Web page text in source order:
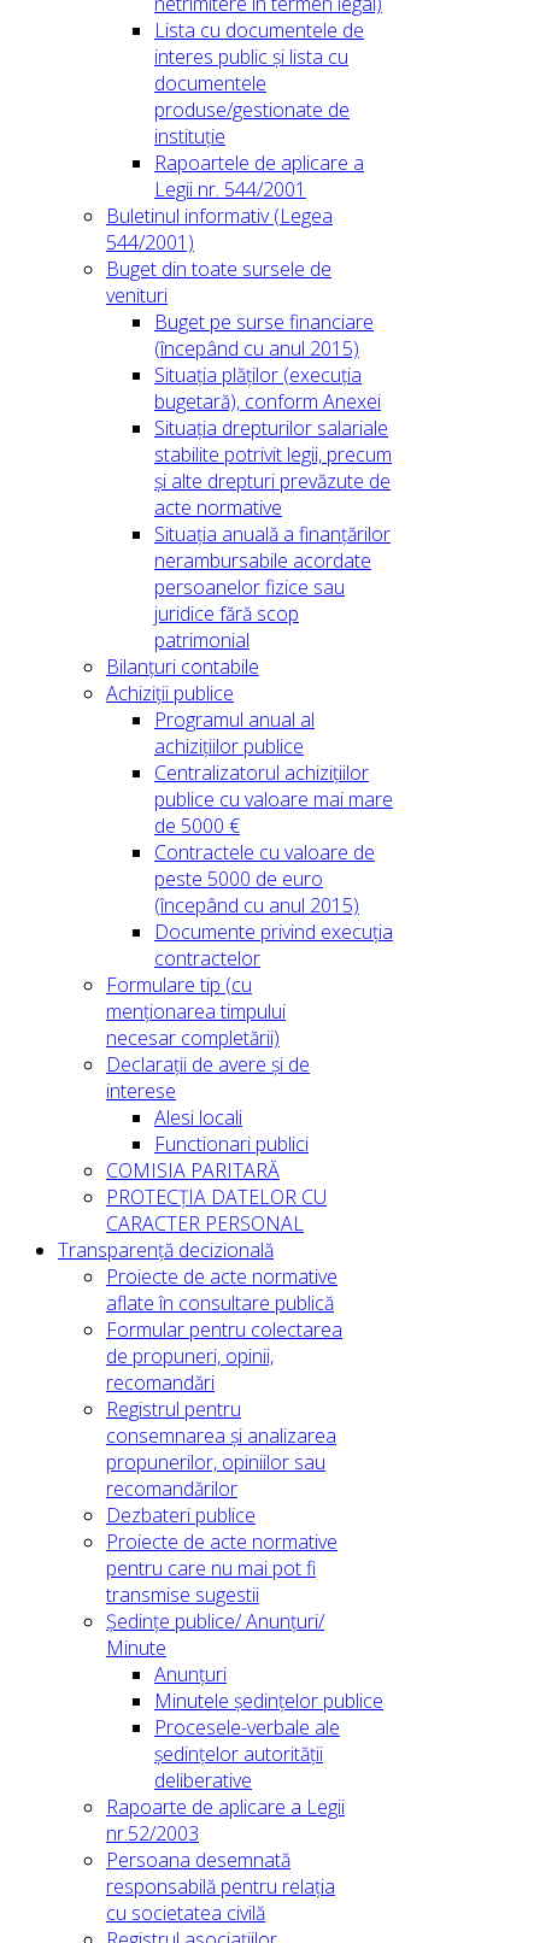
Lista cu documentele de
interes public și lista cu
documentele
produse/gestionate de
instituție
Rapoartele de aplicare a
Legii nr. 544/2001
Buletinul informativ (Legea
544/2001)
Buget din toate sursele de
venituri
Buget pe surse financiare
(începând cu anul 2015)
Situația plăților (execuția
bugetară), conform Anexei
Situația drepturilor salariale
stabilite potrivit legii, precum
și alte drepturi prevăzute de
acte normative
Situația anuală a finanțărilor
nerambursabile acordate
persoanelor fizice sau
juridice fără scop
patrimonial
Bilanțuri contabile
Achiziții publice
Programul anual al
achizițiilor publice
Centralizatorul achizițiilor
publice cu valoare mai mare
de 5000 €
Contractele cu valoare de
peste 5000 de euro
(începând cu anul 2015)
Documente privind execuția
contractelor
Formulare tip (cu
menționarea timpului
necesar completării)
Declarații de avere și de
interese
Alesi locali
Functionari publici
COMISIA PARITARĂ
PROTECȚIA DATELOR CU
CARACTER PERSONAL
Transparență decizională
Proiecte de acte normative
aflate în consultare publică
Formular pentru colectarea
de propuneri, opinii,
recomandări
Registrul pentru
consemnarea și analizarea
propunerilor, opiniilor sau
recomandărilor
Dezbateri publice
Proiecte de acte normative
pentru care nu mai pot fi
transmise sugestii
Ședințe publice/ Anunțuri/
Minute
Anunțuri
Minutele ședințelor publice
Procesele-verbale ale
ședințelor autorității
deliberative
Rapoarte de aplicare a Legii
nr.52/2003
Persoana desemnată
responsabilă pentru relația
cu societatea civilă